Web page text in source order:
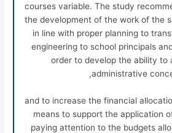
courses variable. The study
the development of the work of the
in line with proper planning to
engineering to school principals
order to develop the ability to
administrative
and to increase the financial
means to support the application
paying attention to the budgets